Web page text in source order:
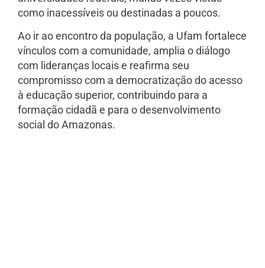
como inacessíveis ou destinadas a poucos.
Ao ir ao encontro da população, a Ufam fortalece
vínculos com a comunidade, amplia o diálogo
com lideranças locais e reafirma seu
compromisso com a democratização do acesso
à educação superior, contribuindo para a
formação cidadã e para o desenvolvimento
social do Amazonas.